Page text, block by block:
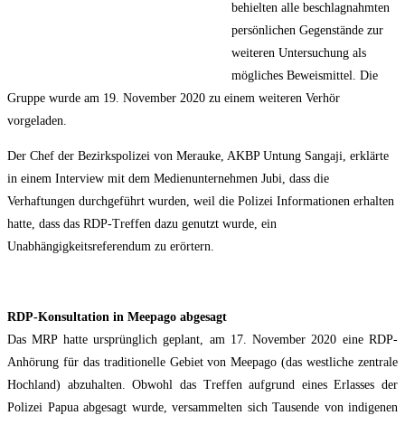
behielten alle beschlagnahmten
persönlichen Gegenstände zur
weiteren Untersuchung als
mögliches Beweismittel. Die
Gruppe wurde am 19. November 2020 zu einem weiteren Verhör
vorgeladen.
Der Chef der Bezirkspolizei von Merauke, AKBP Untung Sangaji, erklärte
in einem Interview mit dem Medienunternehmen Jubi, dass die
Verhaftungen durchgeführt wurden, weil die Polizei Informationen erhalten
hatte, dass das RDP-Treffen dazu genutzt wurde, ein
Unabhängigkeitsreferendum zu erörtern.
RDP-Konsultation in Meepago abgesagt
Das MRP hatte ursprünglich geplant, am 17. November 2020 eine RDP-
Anhörung für das traditionelle Gebiet von Meepago (das westliche zentrale
Hochland) abzuhalten. Obwohl das Treffen aufgrund eines Erlasses der
Polizei Papua abgesagt wurde, versammelten sich Tausende von indigenen